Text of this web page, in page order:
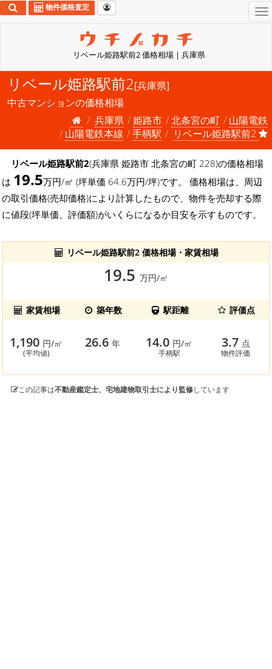
リベール姫路駅前2 価格相場 | 兵庫県
物件価格査定
リベール姫路駅前2[兵庫県]
中古マンションの価格相場
兵庫県
姫路市 北条宮の町
山陽電鉄
山陽電鉄本線
手柄駅 リベール姫路駅前2
リベール姫路駅前2(兵庫県 姫路市 北条宮の町 228)の価格相場
は 19.5万円/㎡ (坪単価 64.6万円/坪)です。 価格相場は、周辺
の取引価格(売却価格)により計算したもので、物件を売却する際
に値段(坪単価、評価額)がいくらになるか目安を示すものです。
リベール姫路駅前2 価格相場・家賃相場
19.5 万円/㎡
家賃相場 築年数 駅距離 評価点
1,190 円/㎡
(平均値)
26.6年 14.0 円/㎡
手柄駅
3.7 点
物件評価
この記事は不動産鑑定士、宅地建物取引士により監修しています